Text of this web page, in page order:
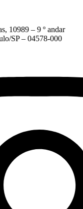
10989 – 9 º andar
SP – 04578-000